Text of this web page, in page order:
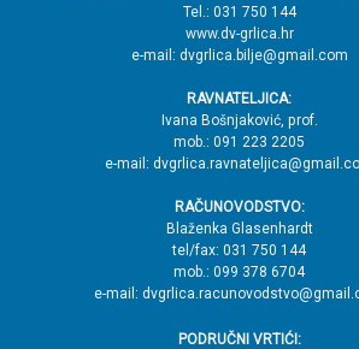
Tel.: 031 750 144
www.dv-grlica.hr
e-mail: dvgrlica.bilje@gmail.com
RAVNATELJICA:
Ivana Bošnjaković, prof.
mob.: 091 223 2205
e-mail:
RAČUNOVODSTVO:
Blaženka Glasenhardt
tel/fax: 031 750 144
mob.: 099 378 6704
e-mail:
PODRUČNI VRTIĆI: